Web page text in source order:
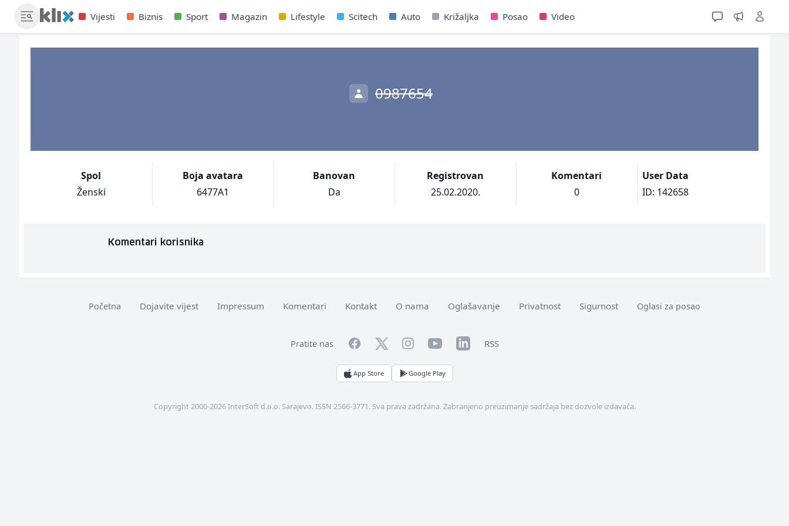
Vijesti Biznis Sport Magazin Lifestyle Scitech Auto Križaljka Posao Video
0987654
Spol
Ženski
Boja avatara
6477A1
Banovan
Da
Registrovan
25.02.2020.
Komentari
0
User Data
ID: 142658
Komentari korisnika
Početna Dojavite vijest Impressum Komentari Kontakt O nama Oglašavanje Privatnost Sigurnost Oglasi za posao
Pratite nas FacebookTwitterInstagramYouTubeLinkedInRSS
App Store Google Play
Copyright 2000-2026 InterSoft d.o.o. Sarajevo. ISSN 2566-3771. Sva prava zadržana. Zabranjeno preuzimanje sadržaja bez dozvole izdavača.